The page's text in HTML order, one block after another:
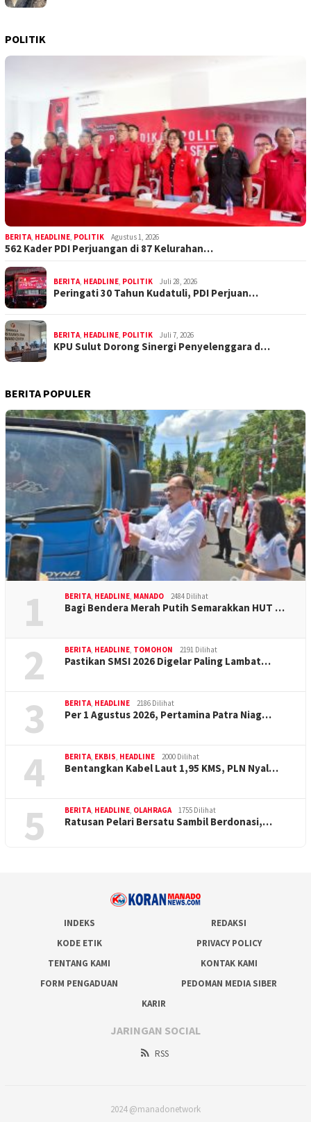
POLITIK
BERITA, HEADLINE, POLITIK Agustus 1, 2026
562 Kader PDI Perjuangan di 87 Kelurahan…
BERITA, HEADLINE, POLITIK Juli 28, 2026
Peringati 30 Tahun Kudatuli, PDI Perjuan…
BERITA, HEADLINE, POLITIK Juli 7, 2026
KPU Sulut Dorong Sinergi Penyelenggara d…
BERITA POPULER
1 BERITA, HEADLINE, MANADO 2484 Dilihat
Bagi Bendera Merah Putih Semarakkan HUT …
2 BERITA, HEADLINE, TOMOHON 2191 Dilihat
Pastikan SMSI 2026 Digelar Paling Lambat…
3 BERITA, HEADLINE 2186 Dilihat
Per 1 Agustus 2026, Pertamina Patra Niag…
4 BERITA, EKBIS, HEADLINE 2000 Dilihat
Bentangkan Kabel Laut 1,95 KMS, PLN Nyal…
5 BERITA, HEADLINE, OLAHRAGA 1755 Dilihat
Ratusan Pelari Bersatu Sambil Berdonasi,…
INDEKS
REDAKSI
KODE ETIK
PRIVACY POLICY
TENTANG KAMI
KONTAK KAMI
FORM PENGADUAN
PEDOMAN MEDIA SIBER
KARIR
JARINGAN SOCIAL
RSS
2024 @manadonetwork